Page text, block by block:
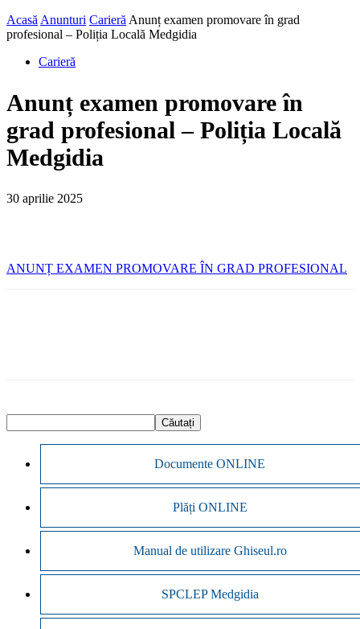
Acasă Anunturi Carieră Anunț examen promovare în grad
profesional – Poliția Locală Medgidia
Carieră
Anunț examen promovare în
grad profesional – Poliția Locală
Medgidia
30 aprilie 2025
ANUNȚ EXAMEN PROMOVARE ÎN GRAD PROFESIONAL
Documente ONLINE
Plăți ONLINE
Manual de utilizare Ghiseul.ro
SPCLEP Medgidia